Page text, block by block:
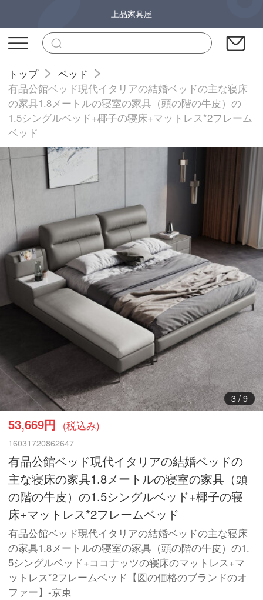
上品家具屋
トップ
ベッド
有品公館ベッド現代イタリアの結婚ベッドの主な寝床
の家具1.8メートルの寝室の家具（頭の階の牛皮）の
1.5シングルベッド+椰子の寝床+マットレス*2フレーム
ベッド
4/ 9
53,669円 (税込み)
16031720862647
有品公館ベッド現代イタリアの結婚ベッドの
主な寝床の家具1.8メートルの寝室の家具（頭
の階の牛皮）の1.5シングルベッド+椰子の寝
床+マットレス*2フレームベッド
有品公館ベッド現代イタリアの結婚ベッドの主な寝床
の家具1.8メートルの寝室の家具（頭の階の牛皮）の1.
5シングルベッド+ココナッツの寝床のマットレス+マ
ットレス*2フレームベッド【図の価格のブランドのオ
ファー】-京東